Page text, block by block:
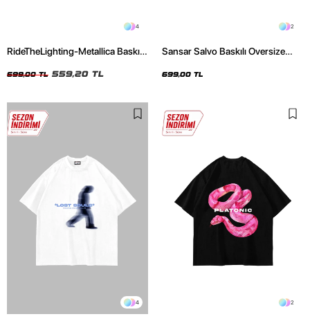
4
RideTheLighting-Metallica Baskılı
Tshirt
699,00 TL 559,20 TL
2
Sansar Salvo Baskılı Oversize
699,00 TL
4 2